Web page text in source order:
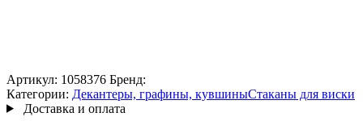
Артикул: 1058376 Бренд:
Категории: Декантеры, графины, кувшиныСтаканы для виски
Доставка и оплата